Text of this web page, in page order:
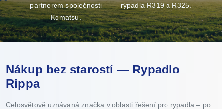
partnerem společnosti
Komatsu.
rýpadla R319 a R325.
Nákup bez starostí — Rypadlo
Rippa
Celosvětově uznávaná značka v oblasti řešení pro rypadla – po